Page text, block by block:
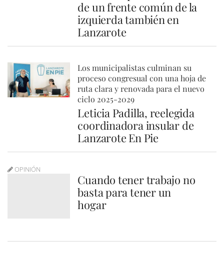
de un frente común de la
izquierda también en
Lanzarote
Los municipalistas culminan su
proceso congresual con una hoja de
ruta clara y renovada para el nuevo
ciclo 2025-2029
Leticia Padilla, reelegida
coordinadora insular de
Lanzarote En Pie
OPINIÓN
Cuando tener trabajo no
basta para tener un
hogar